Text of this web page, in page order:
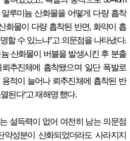
루미늄 산화물을 어떻게 다량 흡착
화물이 다량 흡착된 반면, 화약이 흡
할 수 있느냐”고 의문점을 나타냈다.
산화물이 버블을 발생시킨 후 분출
추진체에 흡착됐으며 일단 폭발로
적이 늘어나 뢰추진체에 흡착된 반
된다“고 재해명 했다.
설득력이 없어 여전히 남는 의문점
성분이 산화되었더라도 사라지지